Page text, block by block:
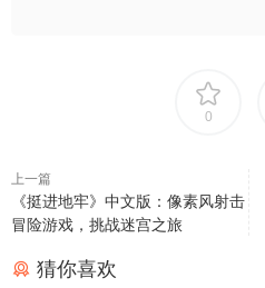
0
上一篇
《挺进地牢》中文版：像素风射击
冒险游戏，挑战迷宫之旅
猜你喜欢